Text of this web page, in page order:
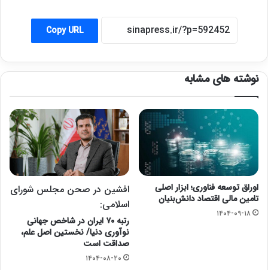
Copy URL
نوشته های مشابه
اوراق توسعه فناوری؛ ابزار اصلی
تامین مالی اقتصاد دانش‌بنیان
۱۴۰۴-۰۹-۱۸
افشین در صحن مجلس شورای
اسلامی:
رتبه ۷۰ ایران در شاخص جهانی
نوآوری دنیا/ نخستین اصل علم،
صداقت است
۱۴۰۴-۰۸-۲۰